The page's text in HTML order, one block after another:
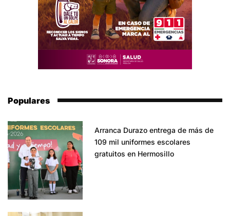
Populares
Arranca Durazo entrega de más de
109 mil uniformes escolares
gratuitos en Hermosillo